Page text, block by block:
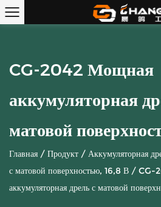
CG-2042 Мощная
аккумуляторная
матовой
Главная / Продукт / Аккумуляторная
с матовой поверхностью, 16,8 В / CG-
аккумуляторная дрель с матовой